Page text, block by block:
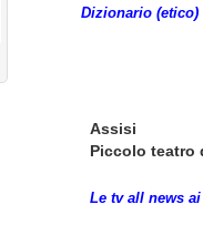
Dizionario
Assisi
Piccolo teatro
Le tv all news